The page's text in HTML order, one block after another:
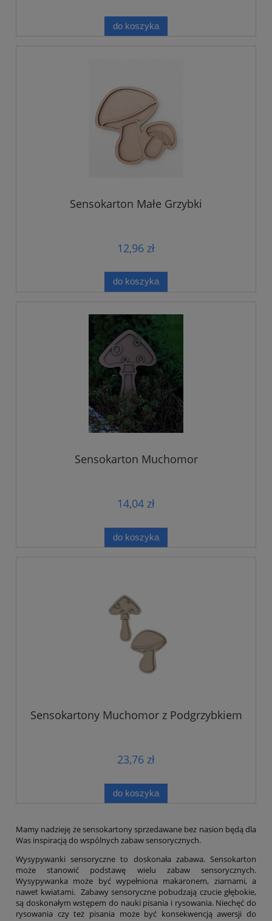
do koszyka
Sensokarton Małe Grzybki
12,96 zł
do koszyka
Sensokarton Muchomor
14,04 zł
do koszyka
Sensokartony Muchomor z Podgrzybkiem
23,76 zł
do koszyka
Mamy nadzieję że sensokartony sprzedawane bez nasion będą dla
Was inspiracją do wspólnych zabaw sensorycznych.
Wysypywanki sensoryczne to doskonała zabawa. Sensokarton
może stanowić podstawę wielu zabaw sensorycznych.
Wysypywanka może być wypełniona makaronem, ziarnami, a
nawet kwiatami. Zabawy sensoryczne pobudzają czucie głębokie,
są doskonałym wstępem do nauki pisania i rysowania. Niechęć do
rysowania czy też pisania może być konsekwencją awersji do